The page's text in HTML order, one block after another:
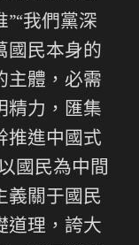
我們黨深
國民本身的
主體，必需
精力，匯集
推進中國式
國民為中間
義關于國民
道理，誇大